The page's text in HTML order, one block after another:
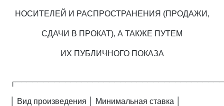
НОСИТЕЛЕЙ И РАСПРОСТРАНЕНИЯ (ПРОДАЖИ,
СДАЧИ В ПРОКАТ), А ТАКЖЕ ПУТЕМ
ИХ ПУБЛИЧНОГО ПОКАЗА
│ Вид произведения │ Минимальная ставка │